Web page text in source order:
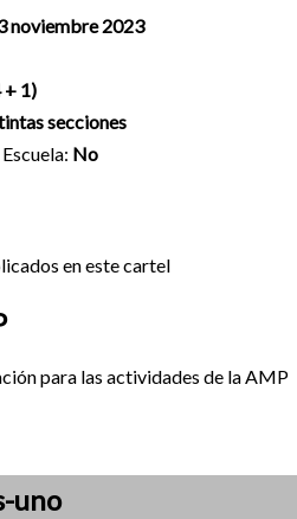
noviembre 2023
+ 1)
secciones
No
en este cartel
para las actividades de la AMP
uno